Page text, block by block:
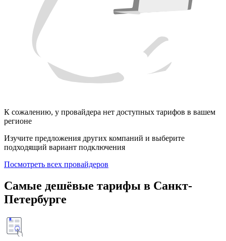
К сожалению, у провайдера нет доступных тарифов в вашем
регионе
Изучите предложения других компаний и выберите
подходящий вариант подключения
Посмотреть всех провайдеров
Самые дешёвые тарифы в Санкт-
Петербурге